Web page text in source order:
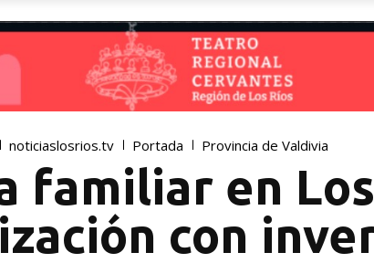
noticiaslosrios.tv Portada Provincia de Valdivia
familiar en
con